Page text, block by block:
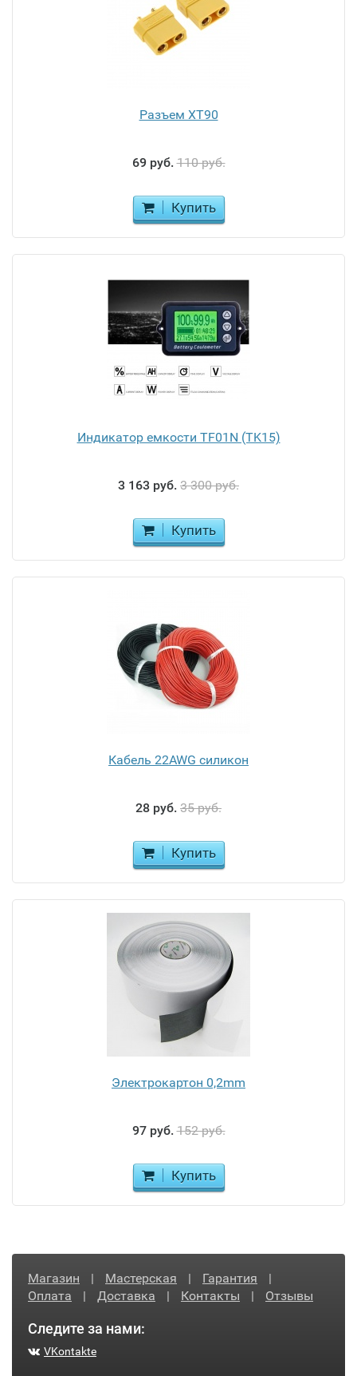
Разъем XT90
69 руб.110 руб.
Купить
Индикатор емкости TF01N (TK15)
3 163 руб. 3 300 руб.
Купить
Кабель 22AWG силикон
28 руб. 35 руб.
Купить
Электрокартон 0,2mm
97 руб.152 руб.
Купить
Магазин | Мастерская | Гарантия
|
Оплата
| Доставка | Контакты | Отзывы
Следите за нами:
VKontakte